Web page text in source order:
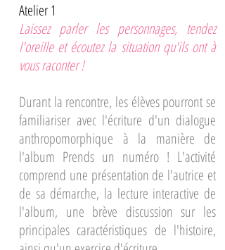
Atelier​ 1
Laissez parler les personnages, tendez
l'oreille et écoutez la situation qu'ils ont à
vous raconter !
Durant la rencontre, les élèves pourront se
familiariser avec l'écriture d'un dialogue
anthropomorphique à la manière de
l'album Prends un numéro ! L'activité
comprend une présentation de l'autrice et
de sa démarche, la lecture interactive de
l'album, une brève discussion sur les
principales caractéristiques de l'histoire,